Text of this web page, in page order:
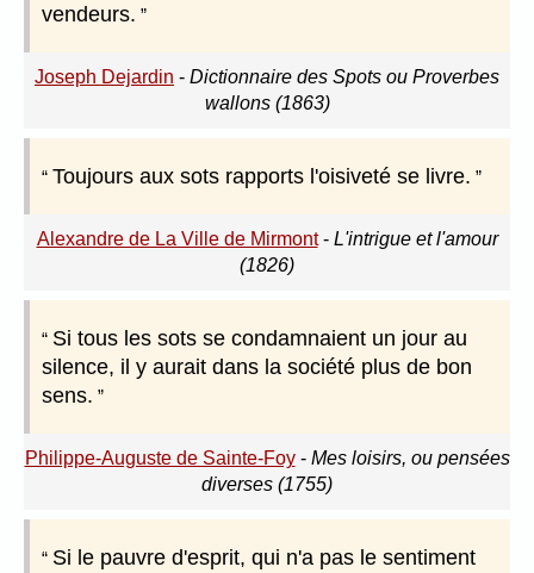
vendeurs.
Joseph Dejardin - Dictionnaire des Spots ou Proverbes
wallons (1863)
Toujours aux sots rapports l'oisiveté se livre.
Alexandre de La Ville de Mirmont- L'intrigue et l'amour
(1826)
Si tous les sots se condamnaient un jour au
silence, il y aurait dans la société plus de bon
sens.
Philippe-Auguste de Sainte-Foy- Mes loisirs, ou pensées
diverses (1755)
Si le pauvre d'esprit, qui n'a pas le sentiment